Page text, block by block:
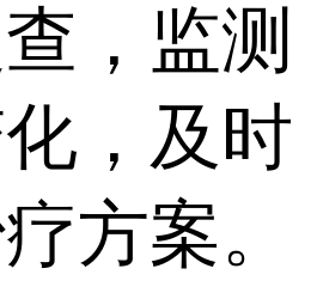
，监测
，及时
方案。